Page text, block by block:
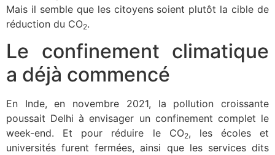
Mais il semble que les citoyens soient plutôt la cible de
réduction du CO2.
Le confinement climatique
a déjà commencé
En Inde, en novembre 2021, la pollution croissante
poussait Delhi à envisager un confinement complet le
week-end. Et pour réduire le CO2, les écoles et
universités furent fermées, ainsi que les services dits